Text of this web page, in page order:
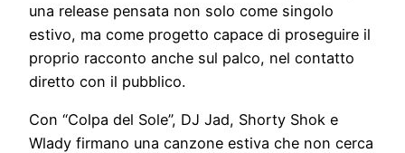
una release pensata non solo come singolo
estivo, ma come progetto capace di proseguire il
proprio racconto anche sul palco, nel contatto
diretto con il pubblico.
Con “Colpa del Sole”, DJ Jad, Shorty Shok e
Wlady firmano una canzone estiva che non cerca